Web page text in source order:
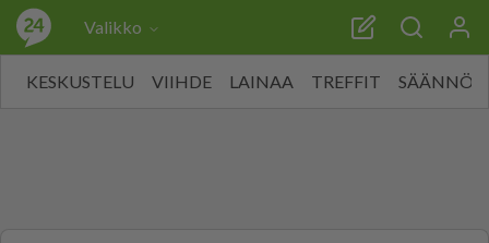
Valikko
KESKUSTELU VIIHDE LAINAA TREFFIT SÄÄNNÖT